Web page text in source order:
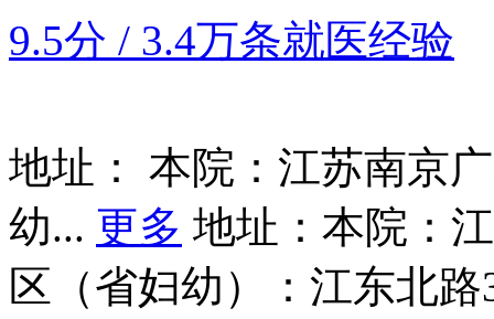
9.5分 / 3.4万条就医经验
地址：
本院：江苏南京
幼... 更多 地址：本院：
区（省妇幼）：江东北